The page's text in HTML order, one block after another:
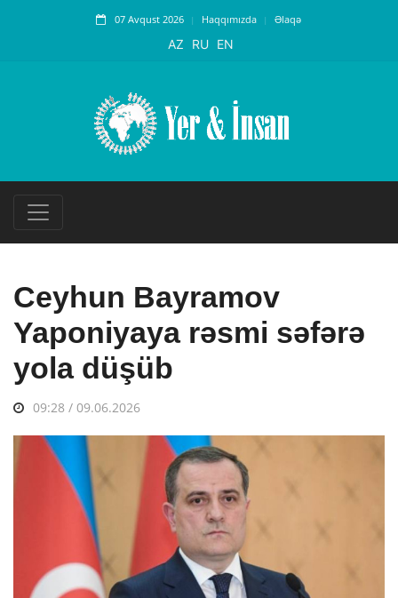
07 Avqust 2026 Haqqımızda Əlaqə
AZ RU EN
Ceyhun Bayramov
Yaponiyaya rəsmi səfərə
yola düşüb
09:28 / 09.06.2026